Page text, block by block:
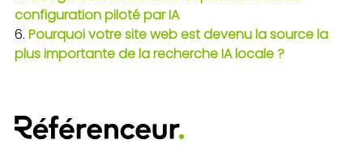
configuration piloté par IA
Pourquoi votre site web est devenu la source la
plus importante de la recherche IA locale ?